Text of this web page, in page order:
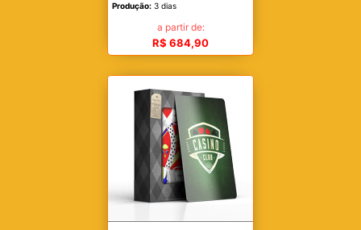
Produção: 3 dias
a partir de:
R$ 684,90